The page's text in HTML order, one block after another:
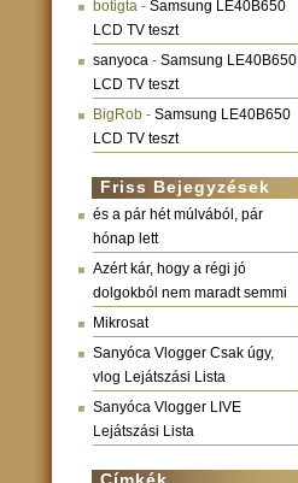
botigta - Samsung LE40B650
LCD TV teszt
sanyoca - Samsung LE40B650
LCD TV teszt
BigRob - Samsung LE40B650
LCD TV teszt
Friss Bejegyzések
és a pár hét múlvából, pár
hónap lett
Azért kár, hogy a régi jó
dolgokból nem maradt semmi
Mikrosat
Sanyóca Vlogger Csak úgy,
vlog Lejátszási Lista
Sanyóca Vlogger LIVE
Lejátszási Lista